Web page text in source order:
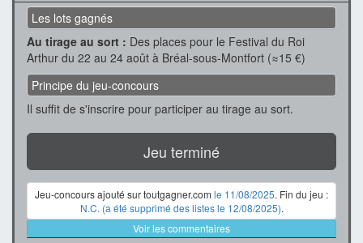
Les lots gagnés
Au tirage au sort : Des places pour le Festival du Roi
Arthur du 22 au 24 août à Bréal-sous-Montfort (≈15 €)
Principe du jeu-concours
Il suffit de s'inscrire pour participer au tirage au sort.
Jeu terminé
Jeu-concours ajouté sur toutgagner.com le 11/08/2025. Fin du jeu :
N.C. (a été supprimé des listes le 12/08/2025).
Voir les commentaires